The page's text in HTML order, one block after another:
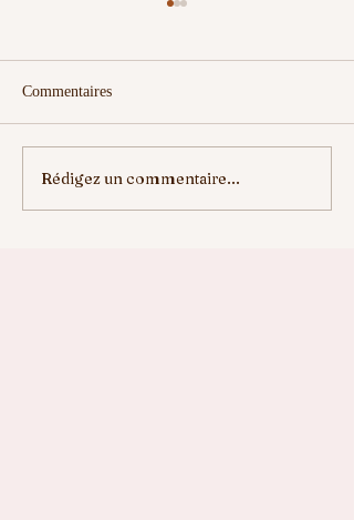
ELLE VA NOUS
Commentaires
Rédigez un commentaire...